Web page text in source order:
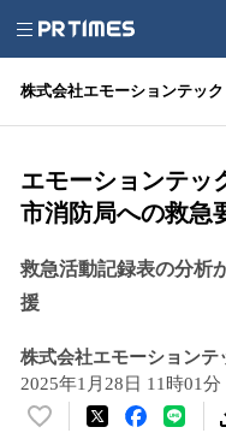
株式会社エモーションテック
エモーションテッ
市消防局への救急
救急活動記録表の分析
援
株式会社エモーションテ
2025年1月28日 11時01分
い